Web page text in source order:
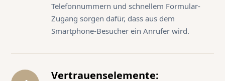
Telefonnummern und schnellem Formular-
Zugang sorgen dafür, dass aus dem
Smartphone-Besucher ein Anrufer wird.
Vertrauenselemente: